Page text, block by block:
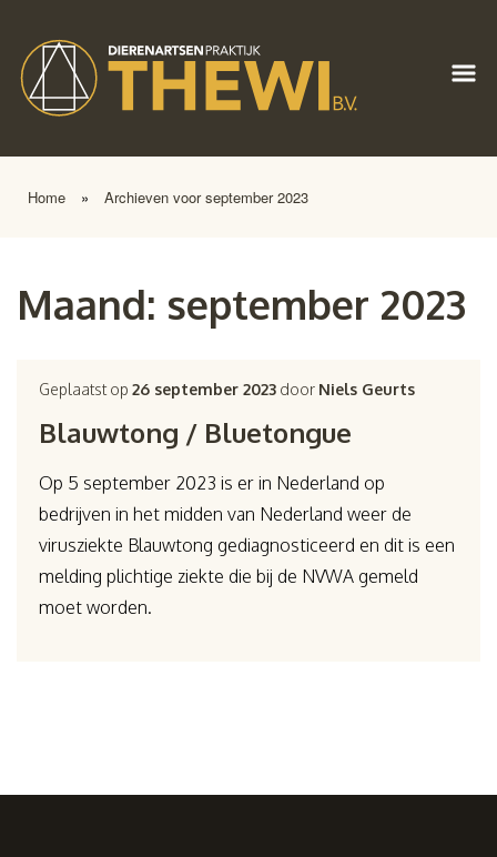
Home » Archieven voor september 2023
Maand: september 2023
Geplaatst op26 september 2023 door Niels Geurts
Blauwtong / Bluetongue
Op 5 september 2023 is er in Nederland op
bedrijven in het midden van Nederland weer de
virusziekte Blauwtong gediagnosticeerd en dit is een
melding plichtige ziekte die bij de NVWA gemeld
moet worden.